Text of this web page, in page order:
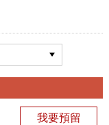
我要預留